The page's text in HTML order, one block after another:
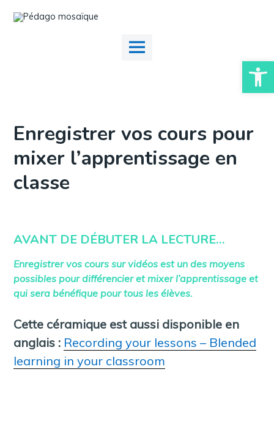
Ouvrir
Main
Menu
Enregistrer vos cours pour
mixer l’apprentissage en
classe
AVANT DE DÉBUTER LA LECTURE…
Enregistrer vos cours sur vidéos est un des moyens
possibles pour différencier et mixer l’apprentissage et
qui sera bénéfique pour tous les élèves.
Cette céramique est aussi disponible en
anglais : Recording your lessons – Blended
learning in your classroom